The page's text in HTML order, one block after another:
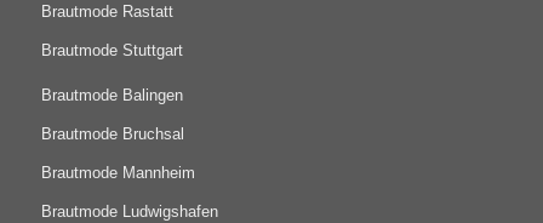
Brautmode Rastatt
Brautmode Stuttgart
Brautmode Balingen
Brautmode Bruchsal
Brautmode Mannheim
Brautmode Ludwigshafen